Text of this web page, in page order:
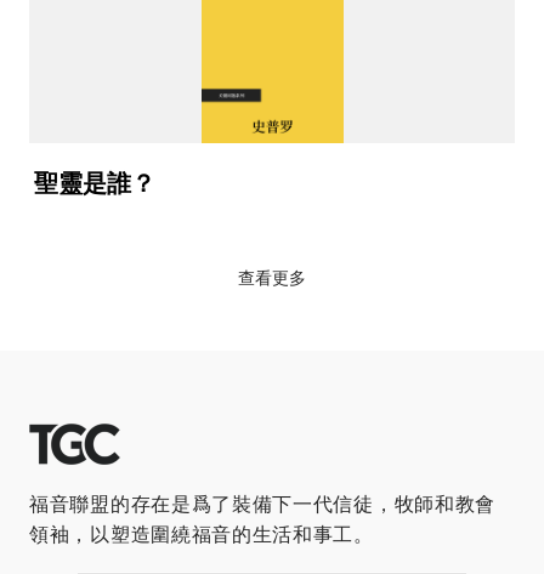
聖靈是誰？
查看更多
福音聯盟的存在是爲了裝備下一代信徒，牧師和教會
領袖，以塑造圍繞福音的生活和事工。